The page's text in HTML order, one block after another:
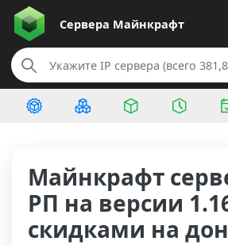
Сервера Майнкрафт
Майнкрафт
РП на версии
скидками на